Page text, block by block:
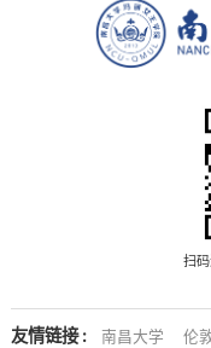
扫
友情链接 : 南昌大学 伦